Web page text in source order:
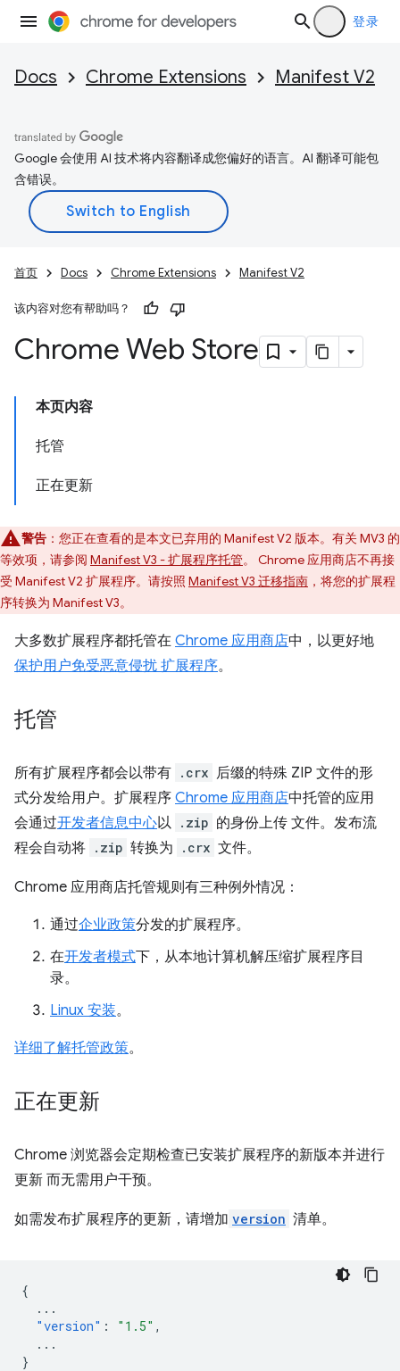
登录
Docs Chrome Extensions Manifest V2
Google 会使用 AI 技术将内容翻译成您偏好的语言。AI 翻译可能包
含错误。
首页 Docs Chrome Extensions Manifest V2
该内容对您有帮助吗？
Chrome Web Store
本页内容
托管
正在更新
警告 ：您正在查看的是本文已弃用的 Manifest V2 版本。有关 MV3 的
等效项，请参阅 Manifest V3 - 扩展程序托管。 Chrome 应用商店不再接
受 Manifest V2 扩展程序。请按照 Manifest V3 迁移指南 ，将您的扩展程
序转换为 Manifest V3。
大多数扩展程序都托管在 Chrome 应用商店中，以更好地
保护用户免受恶意侵扰 扩展程序。
托管
所有扩展程序都会以带有 .crx 后缀的特殊 ZIP 文件的形
式分发给用户。扩展程序 Chrome 应用商店中托管的应用
会通过开发者信息中心以 .zip 的身份上传 文件。 发布流
程会自动将 .zip 转换为 .crx 文件。
Chrome 应用商店托管规则有三种例外情况：
通过企业政策分发的扩展程序。
在开发者模式下，从本地计算机解压缩扩展程序目
录。
Linux 安装。
详细了解托管政策。
正在更新
Chrome 浏览器会定期检查已安装扩展程序的新版本并进行
更新 而无需用户干预。
如需发布扩展程序的更新，请增加 version 清单。
{
...
"version" : "1.5" ,
...
}